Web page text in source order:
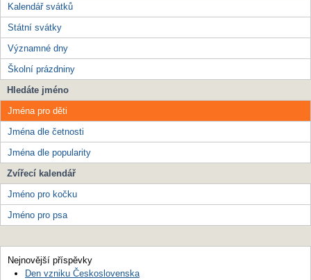
Kalendář svátků
Státní svátky
Významné dny
Školní prázdniny
Hledáte jméno
Jména pro děti
Jména dle četnosti
Jména dle popularity
Zvířecí kalendář
Jméno pro kočku
Jméno pro psa
Nejnovější příspěvky
Den vzniku Československa